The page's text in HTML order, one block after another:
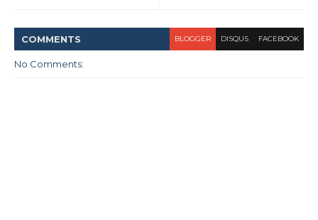
COMMENTS BLOGGER DISQUS FACEBOOK
No Comments: